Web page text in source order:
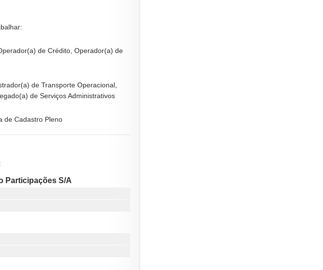
de Crédito, Operador(a) de
de Transporte Operacional,
de Serviços Administrativos
de Cadastro Pleno
Participações S/A